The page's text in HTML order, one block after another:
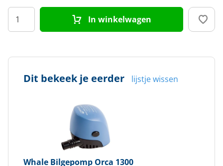
In winkelwagen
Dit bekeek je eerder lijstje wissen
Whale Bilgepomp Orca 1300